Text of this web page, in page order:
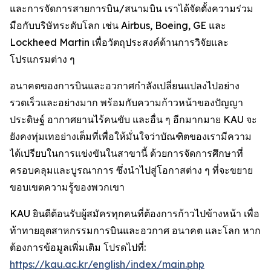
และการจัดการสายการบิน/สนามบิน เราได้จัดตั้งความร่วม
มือกับบริษัทระดับโลก เช่น Airbus, Boeing, GE และ
Lockheed Martin เพื่อวัตถุประสงค์ด้านการวิจัยและ
โปรแกรมต่าง ๆ
อนาคตของการบินและอวกาศกำลังเปลี่ยนแปลงไปอย่าง
รวดเร็วและอย่างมาก พร้อมกับความก้าวหน้าของปัญญา
ประดิษฐ์ อากาศยานไร้คนขับ และอื่น ๆ อีกมากมาย KAU จะ
ยังคงทุ่มเทอย่างเต็มที่เพื่อให้มั่นใจว่าบัณฑิตของเรามีความ
ได้เปรียบในการแข่งขันในสาขานี้ ด้วยการจัดการศึกษาที่
ครอบคลุมและบูรณาการ ซึ่งนำไปสู่โอกาสต่าง ๆ ที่จะขยาย
ขอบเขตความรู้ของพวกเขา
KAU ยินดีต้อนรับผู้สมัครทุกคนที่ต้องการก้าวไปข้างหน้า เพื่อ
ท้าทายอุตสาหกรรมการบินและอวกาศ อนาคต และโลก หาก
ต้องการข้อมูลเพิ่มเติม โปรดไปที่:
https://kau.ac.kr/english/index/main.php